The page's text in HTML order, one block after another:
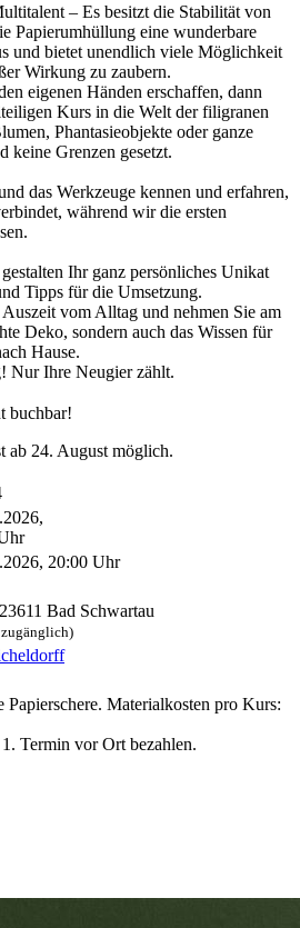
– Es besitzt die Stabilität von
Papierumhüllung eine wunderbare
und bietet unendlich viele Möglichkeit
Wirkung zu zaubern.
eigenen Händen erschaffen, dann
Kurs in die Welt der filigranen
Phantasieobjekte oder ganze
keine Grenzen gesetzt.
das Werkzeuge kennen und erfahren,
während wir die ersten
Ihr ganz persönliches Unikat
Tipps für die Umsetzung.
vom Alltag und nehmen Sie am
Deko, sondern auch das Wissen für
Hause.
Nur Ihre Neugier zählt.
buchbar!
ab 24. August möglich.
20:00 Uhr
Bad Schwartau
Papierschere. Materialkosten pro Kurs:
Termin vor Ort bezahlen.